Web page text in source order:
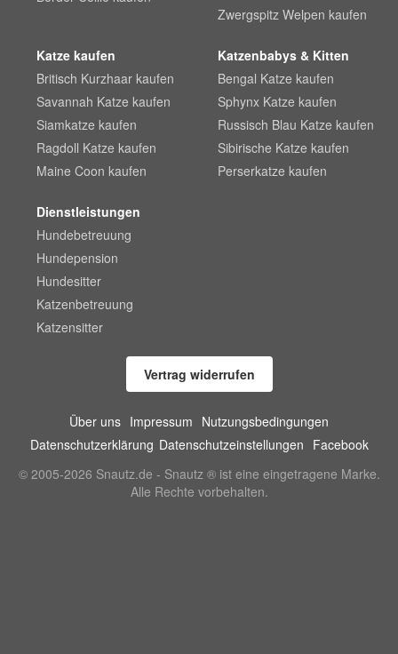
Zwergspitz Welpen kaufen
Katze kaufen
Britisch Kurzhaar kaufen
Savannah Katze kaufen
Siamkatze kaufen
Ragdoll Katze kaufen
Maine Coon kaufen
Katzenbabys & Kitten
Bengal Katze kaufen
Sphynx Katze kaufen
Russisch Blau Katze kaufen
Sibirische Katze kaufen
Perserkatze kaufen
Dienstleistungen
Hundebetreuung
Hundepension
Hundesitter
Katzenbetreuung
Katzensitter
Vertrag widerrufen
Über uns Impressum Nutzungsbedingungen
Datenschutzerklärung Datenschutzeinstellungen Facebook
© 2005-2026 Snautz.de - Snautz ® ist eine eingetragene Marke.
Alle Rechte vorbehalten.